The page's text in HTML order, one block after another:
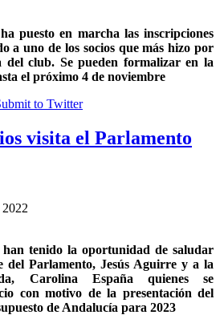
puesto en marcha las inscripciones
a uno de los socios que más hizo por
del club. Se pueden formalizar en la
el próximo 4 de noviembre
visita el Parlamento
han tenido la oportunidad de saludar
del Parlamento, Jesús Aguirre y a la
Carolina España quienes se
con motivo de la presentación del
de Andalucía para 2023